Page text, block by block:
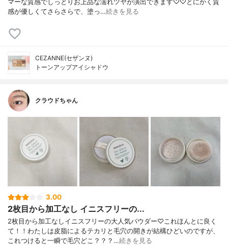
マーな質感でしっとりお上品な濡れツヤが演出できます♡♡とにかく質
感が優しくてさらさらで、塗っ…続きを見る
CEZANNE(セザンヌ)
トーンアップアイシャドウ
クラウドちゃん
3.00
2枚目から加工なし イニスフリーの...
2枚目から加工なしイニスフリーの大人気パウダー♡これほんとに良く
て！！わたしは皮脂によるテカリと毛穴の開きが結構ひどいのですが、
これつけると一瞬で毛穴どこ？？？…続きを見る